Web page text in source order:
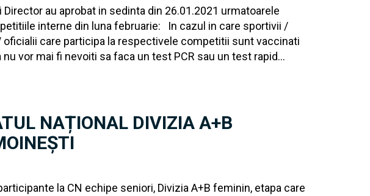
au aprobat in sedinta din 26.01.2021 urmatoarele
interne din luna februarie: In cazul in care sportivii /
oficialii care participa la respectivele competitii sunt vaccinati
nu vor mai fi nevoiti sa faca un test PCR sau un test rapid...
NAȚIONAL DIVIZIA A+B
la CN echipe seniori, Divizia A+B feminin, etapa care